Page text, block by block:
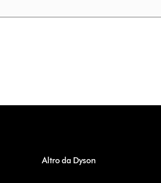
Altro da Dyson